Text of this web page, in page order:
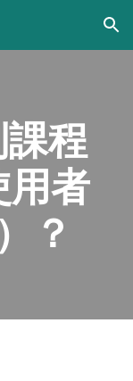
Skip to navigation
程
用者
？